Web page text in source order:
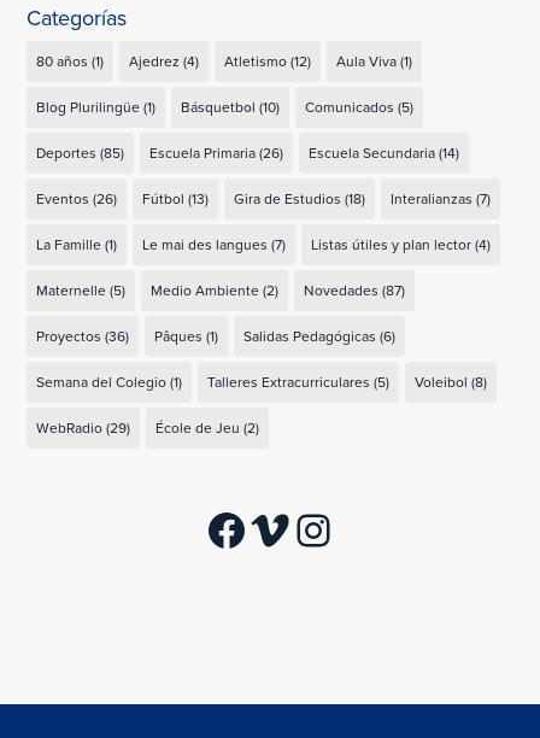
Categorías
80 años (1) Ajedrez (4) Atletismo(12) Aula Viva(1)
Blog Plurilingüe(1) Básquetbol (10) Comunicados (5)
Deportes (85) Escuela Primaria(26) Escuela Secundaria(14)
Eventos (26) Fútbol (13) Gira de Estudios (18) Interalianzas (7)
La Famille(1) Le mai des langues (7) Listas útiles y plan lector(4)
Maternelle(5) Medio Ambiente(2) Novedades (87)
Proyectos (36) Pâques (1) Salidas Pedagógicas (6)
Semana del Colegio(1) Talleres Extracurriculares (5) Voleibol (8)
WebRadio(29) École de Jeu (2)
Facebook
VimeoInstagram